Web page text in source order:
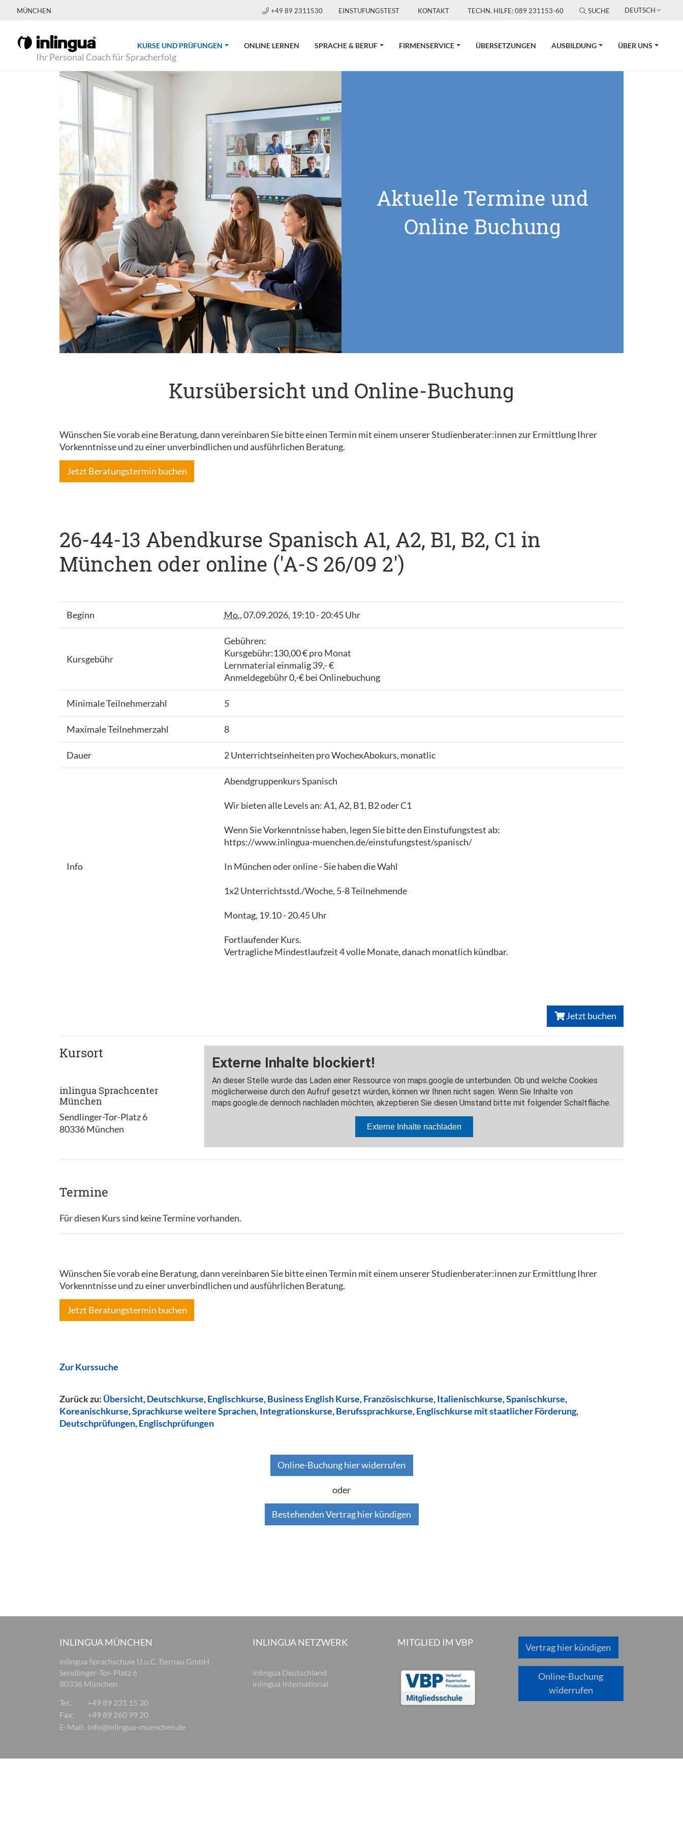
MÜNCHEN +49 89 2311530 EINSTUFUNGSTEST KONTAKT TECHN. HILFE: 089 231153-60 SUCHE DEUTSCH
Ihr Personal Coach für Spracherfolg
KURSE UND PRÜFUNGEN (CURRENT)ONLINE LERNEN SPRACHE & BERUF FIRMENSERVICE ÜBERSETZUNGEN AUSBILDUNG ÜBER UNS
Aktuelle Termine und
Online Buchung
Kursübersicht und Online-Buchung
Wünschen Sie vorab eine Beratung, dann vereinbaren Sie bitte einen Termin mit einem unserer Studienberater:innen zur Ermittlung Ihrer
Vorkenntnisse und zu einer unverbindlichen und ausführlichen Beratung.
Jetzt Beratungstermin buchen
26-44-13 Abendkurse Spanisch A1, A2, B1, B2, C1 in
München oder online ('A-S 26/09 2')
Beginn Mo., 07.09.2026, 19:10 - 20:45 Uhr
Kursgebühr
Gebühren:
Kursgebühr:130,00 € pro Monat
Lernmaterial einmalig 39,- €
Anmeldegebühr 0,-€ bei Onlinebuchung
Minimale Teilnehmerzahl 5
Maximale Teilnehmerzahl 8
Dauer 2 Unterrichtseinheiten pro WochexAbokurs, monatlic
Info
Abendgruppenkurs Spanisch
Wir bieten alle Levels an: A1, A2, B1, B2 oder C1
Wenn Sie Vorkenntnisse haben, legen Sie bitte den Einstufungstest ab:
https://www.inlingua-muenchen.de/einstufungstest/spanisch/
In München oder online - Sie haben die Wahl
1x2 Unterrichtsstd./Woche, 5-8 Teilnehmende
Montag, 19.10 - 20.45 Uhr
Fortlaufender Kurs.
Vertragliche Mindestlaufzeit 4 volle Monate, danach monatlich kündbar.
Jetzt buchen
Kursort
inlingua Sprachcenter
München
Sendlinger-Tor-Platz 6
80336 München
Termine
Für diesen Kurs sind keine Termine vorhanden.
Wünschen Sie vorab eine Beratung, dann vereinbaren Sie bitte einen Termin mit einem unserer Studienberater:innen zur Ermittlung Ihrer
Vorkenntnisse und zu einer unverbindlichen und ausführlichen Beratung.
Jetzt Beratungstermin buchen
Zur Kurssuche
Zurück zu: Übersicht,Deutschkurse,Englischkurse,Business English Kurse,Französischkurse,Italienischkurse,Spanischkurse,
Koreanischkurse,Sprachkurse weitere Sprachen,Integrationskurse,Berufssprachkurse,Englischkurse mit staatlicher Förderung,
Deutschprüfungen,Englischprüfungen
Online-Buchung hier widerrufen
oder
Bestehenden Vertrag hier kündigen
INLINGUA MÜNCHEN
inlingua Sprachschule U.u.C. Bernau GmbH
Sendlinger-Tor-Platz 6
80336 München
Tel.:
+49 89 231 15 30
Fax:
+49 89 260 99 20
E-Mail: info@inlingua-muenchen.de
INLINGUA NETZWERK
inlingua Deutschland
inlingua International
MITGLIED IM VBP Vertrag hier kündigen
Online-Buchung
widerrufen